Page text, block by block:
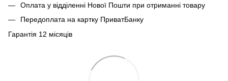
Оплата у відділенні Нової Пошти при отриманні товару
Передоплата на картку ПриватБанку
Гарантія 12 місяців